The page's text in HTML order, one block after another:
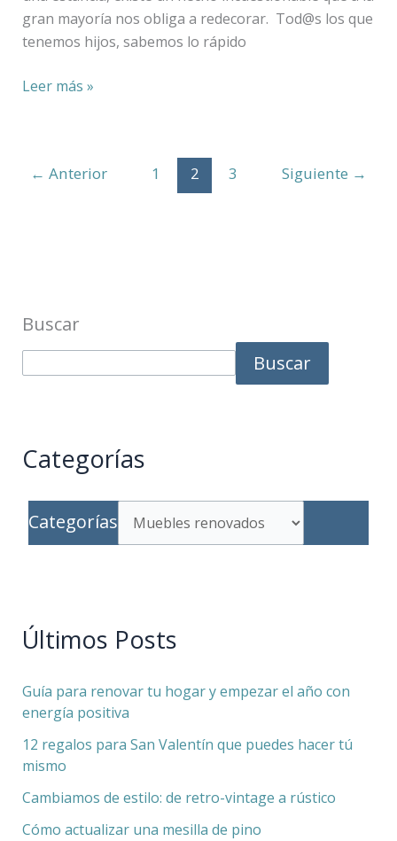
gran mayoría nos obliga a redecorar. Tod@s los que
tenemos hijos, sabemos lo rápido
Leer más »
← Anterior 1 2 3 Siguiente →
Buscar
Buscar
Categorías
Categorías
Últimos Posts
Guía para renovar tu hogar y empezar el año con
energía positiva
12 regalos para San Valentín que puedes hacer tú
mismo
Cambiamos de estilo: de retro-vintage a rústico
Cómo actualizar una mesilla de pino